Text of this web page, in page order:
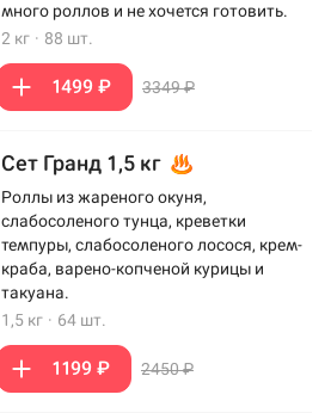
много роллов и не хочется готовить.
2 кг · 88 шт.
1499 ₽ 3349 ₽
Сет Гранд 1,5 кг
Роллы из жареного окуня,
слабосоленого тунца, креветки
темпуры, слабосоленого лосося, крем-
краба, варено-копченой курицы и
такуана.
1,5 кг · 64 шт.
1199 ₽ 2450 ₽